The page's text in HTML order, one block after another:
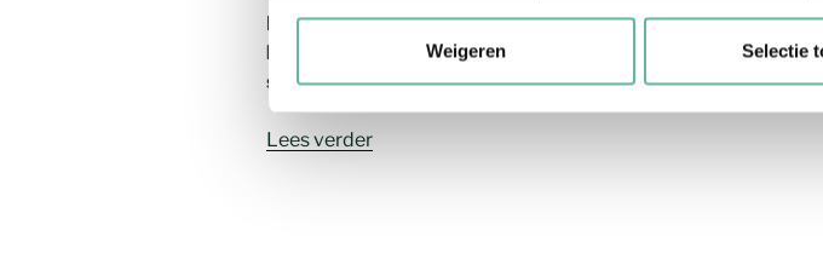
Weigeren Selectie
Elk jaargetijde heeft zijn eigen charme en bijbehorende
bloemen. In deze blog deel ik tips voor een mooi
seizoen.
Lees verder